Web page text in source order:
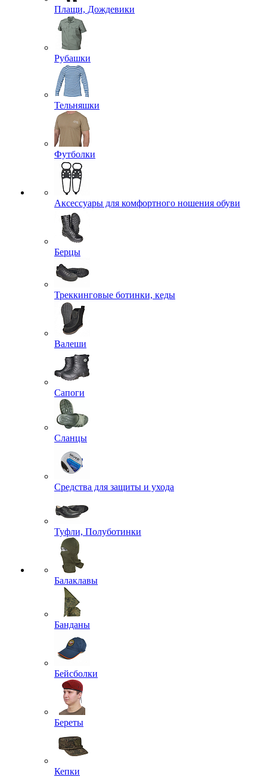
Плащи, Дождевики
Рубашки
Тельняшки
Футболки
Аксессуары для комфортного ношения обуви
Берцы
Треккинговые ботинки, кеды
Валеши
Сапоги
Сланцы
Средства для защиты и ухода
Туфли, Полуботинки
Балаклавы
Банданы
Бейсболки
Береты
Кепки